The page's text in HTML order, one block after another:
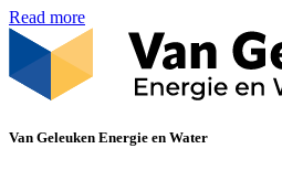
Read more
Van Geleuken Energie en Water